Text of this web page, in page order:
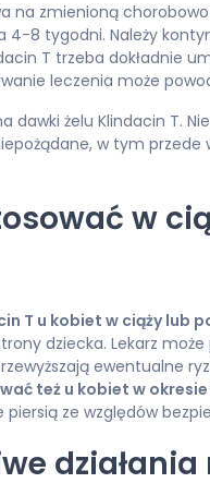
na zmienioną
8 tygodni. Należy
T trzeba dokładnie
leczenia może
dawki żelu Klindacin T.
w tym przede
w
T u kobiet w ciąży lub
dziecka. Lekarz
ewentualne
też u kobiet w
ze względów